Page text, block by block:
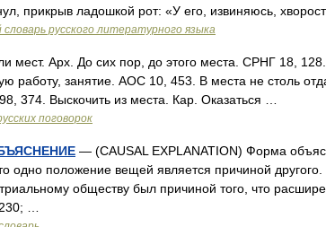
прикрыв ладошкой рот: «У его, извиняюсь,
русского литературного языка
мест. Арх. До сих пор, до этого места. СРНГ 18,
работу, занятие. АОС 10, 453. В места не столь
374. Выскочить из места. Кар. Оказаться …
поговорок
— (CAUSAL EXPLANATION) Форма
одно положение вещей является причиной
обществу был причиной того, что
…